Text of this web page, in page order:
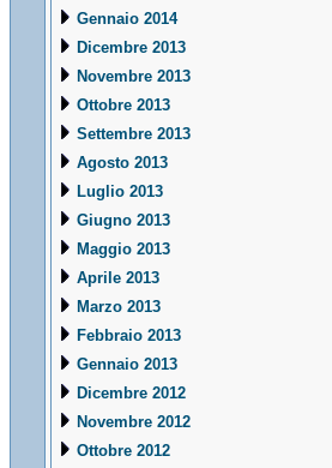
Gennaio 2014
Dicembre 2013
Novembre 2013
Ottobre 2013
Settembre 2013
Agosto 2013
Luglio 2013
Giugno 2013
Maggio 2013
Aprile 2013
Marzo 2013
Febbraio 2013
Gennaio 2013
Dicembre 2012
Novembre 2012
Ottobre 2012